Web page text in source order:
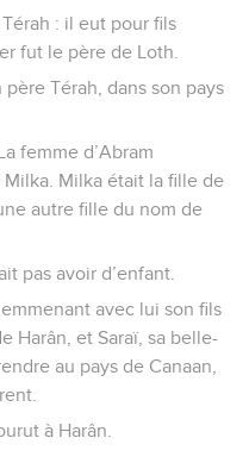
: il eut pour fils
fut le père de Loth.
Térah, dans son pays
femme d’Abram
Milka. Milka était la fille de
autre fille du nom de
pas avoir d’enfant.
avec lui son fils
Harân, et Saraï, sa belle-
au pays de Canaan,
à Harân.